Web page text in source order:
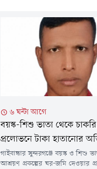
৬ ঘন্টা আগে
বয়স্ক-শিশু ভাতা থেকে
প্রলোভনে টাকা হাতানোর
গাইবান্ধার সুন্দরগঞ্জে বয়স্ক ও শিশু
আশ্রয়ণ প্রকল্পের ঘর-জমি দেওয়ার